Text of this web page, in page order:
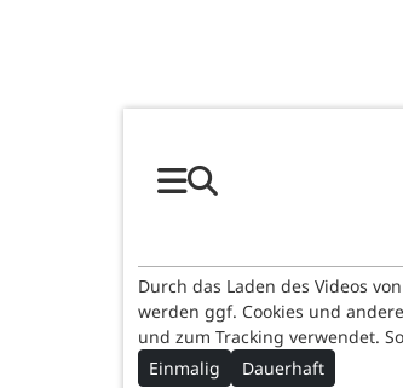
Durch das Laden des Videos
werden ggf. Cookies und
und zum Tracking verwendet.
Einmalig
Dauerhaft